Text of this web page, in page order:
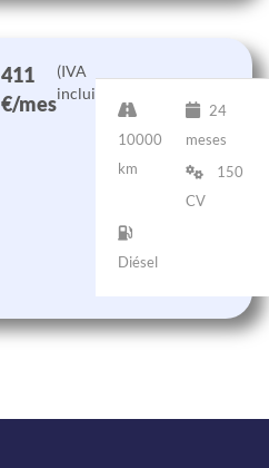
411
€/mes
(IVA
incluido)
10000
km
24
meses
150
CV
Diésel